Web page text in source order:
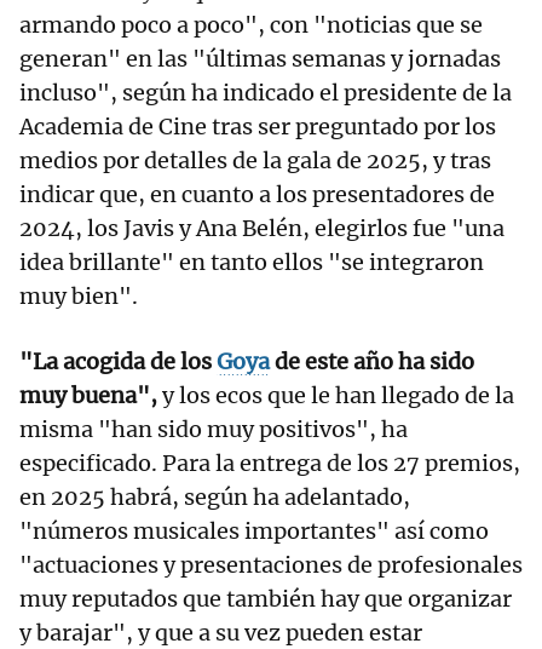
armando poco a poco", con "noticias que se
generan" en las "últimas semanas y jornadas
incluso", según ha indicado el presidente de la
Academia de Cine tras ser preguntado por los
medios por detalles de la gala de 2025, y tras
indicar que, en cuanto a los presentadores de
2024, los Javis y Ana Belén, elegirlos fue "una
idea brillante" en tanto ellos "se integraron
muy bien".
"La acogida de losGoyade este año ha sido
muy buena",y los ecos que le han llegado de la
misma "han sido muy positivos", ha
especificado. Para la entrega de los 27 premios,
en 2025 habrá, según ha adelantado,
"números musicales importantes" así como
"actuaciones y presentaciones de profesionales
muy reputados que también hay que organizar
y barajar", y que a su vez pueden estar